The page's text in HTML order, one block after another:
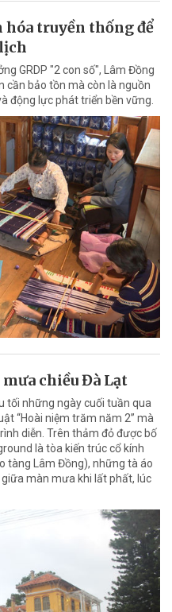
hóa truyền thống để
GRDP "2 con số", Lâm Đồng
cần bảo tồn mà còn là nguồn
động lực phát triển bền vững.
chiều Đà Lạt
tối những ngày cuối tuần qua
“Hoài niệm trăm năm 2” mà
diễn. Trên thảm đỏ được bố
là tòa kiến trúc cổ kính
tàng Lâm Đồng), những tà áo
màn mưa khi lất phất, lúc